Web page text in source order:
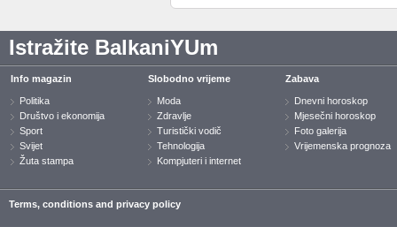
Istražite BalkaniYUm
Info magazin
Politika
Društvo i ekonomija
Sport
Svijet
Žuta stampa
Slobodno vrijeme
Moda
Zdravlje
Turistički vodič
Tehnologija
Kompjuteri i internet
Zabava
Dnevni horoskop
Mjesečni horoskop
Foto galerija
Vrijemenska prognoza
Terms, conditions and privacy policy